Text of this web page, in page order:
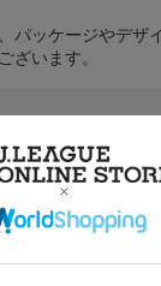
パッケージやデザ
ざいます。